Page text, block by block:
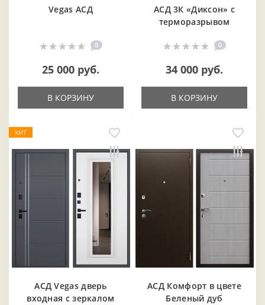
Vegas АСД
0
25 000 руб.
В КОРЗИНУ
АСД 3К «Диксон» с
терморазрывом
0
34 000 руб.
В КОРЗИНУ
ХИТ
АСД Vegas дверь
входная с зеркалом
АСД Комфорт в цвете
Беленый дуб